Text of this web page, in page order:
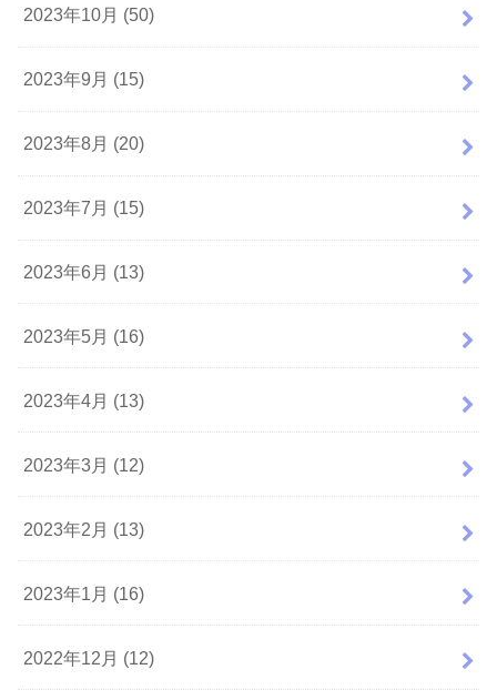
2023年10月 (50)
2023年9月 (15)
2023年8月 (20)
2023年7月 (15)
2023年6月 (13)
2023年5月 (16)
2023年4月 (13)
2023年3月 (12)
2023年2月 (13)
2023年1月 (16)
2022年12月 (12)